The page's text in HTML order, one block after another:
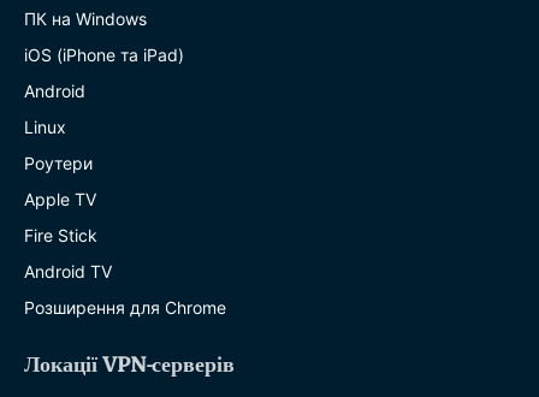
ПК на Windows
iOS (iPhone та iPad)
Android
Linux
Роутери
Apple TV
Fire Stick
Android TV
Розширення для Chrome
Локації VPN-серверів